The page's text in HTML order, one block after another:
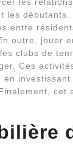
les débutants.
entre
outre, jouer
clubs de
Ces
en
cet